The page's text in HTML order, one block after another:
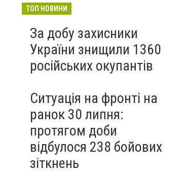
ТОП НОВИНИ
За добу захисники
України знищили 1360
російських окупантів
Ситуація на фронті на
ранок 30 липня:
протягом доби
відбулося 238 бойових
зіткнень